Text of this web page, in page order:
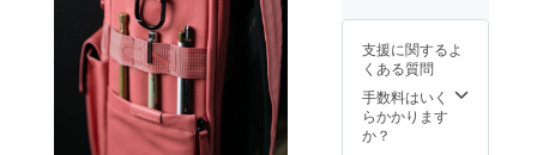
1個
支援に関するよ
くある質問
手数料はいく
らかかります
か？